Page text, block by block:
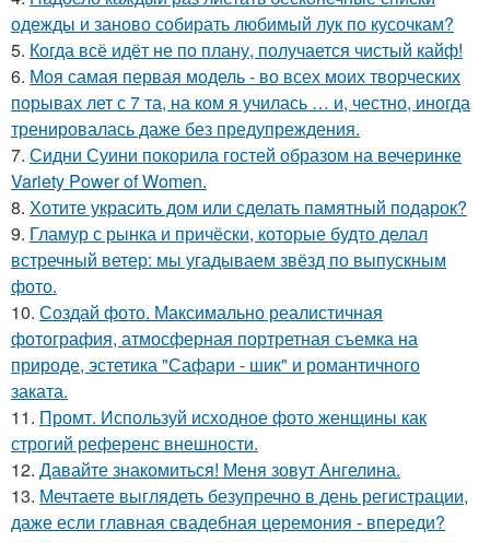
одежды и заново собирать любимый лук по кусочкам?
5. Когда всё идёт не по плану, получается чистый кайф!
6. Моя самая первая модель - во всех моих творческих
порывах лет с 7 та, на ком я училась … и, честно, иногда
тренировалась даже без предупреждения.
7. Сидни Суини покорила гостей образом на вечеринке
Variety Power of Women.
8. Хотите украсить дом или сделать памятный подарок?
9. Гламур с рынка и причёски, которые будто делал
встречный ветер: мы угадываем звёзд по выпускным
фото.
10. Создай фото. Максимально реалистичная
фотография, атмосферная портретная съемка на
природе, эстетика "Сафари - шик" и романтичного
заката.
11. Промт. Используй исходное фото женщины как
строгий референс внешности.
12. Давайте знакомиться! Меня зовут Ангелина.
13. Мечтаете выглядеть безупречно в день регистрации,
даже если главная свадебная церемония - впереди?